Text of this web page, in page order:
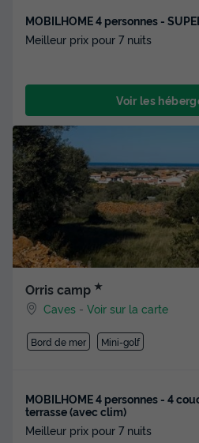
MOBILHOME 4 personnes -
Meilleur prix pour 7 nuits
Voir les
Orris camp ★
Caves -Voir sur la carte
Bord de mer Mini-golf
MOBILHOME 4 personnes - 4
terrasse (avec clim)
Meilleur prix pour 7 nuits